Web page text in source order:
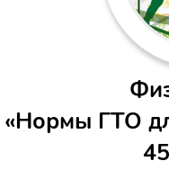
«Нормы ГТО